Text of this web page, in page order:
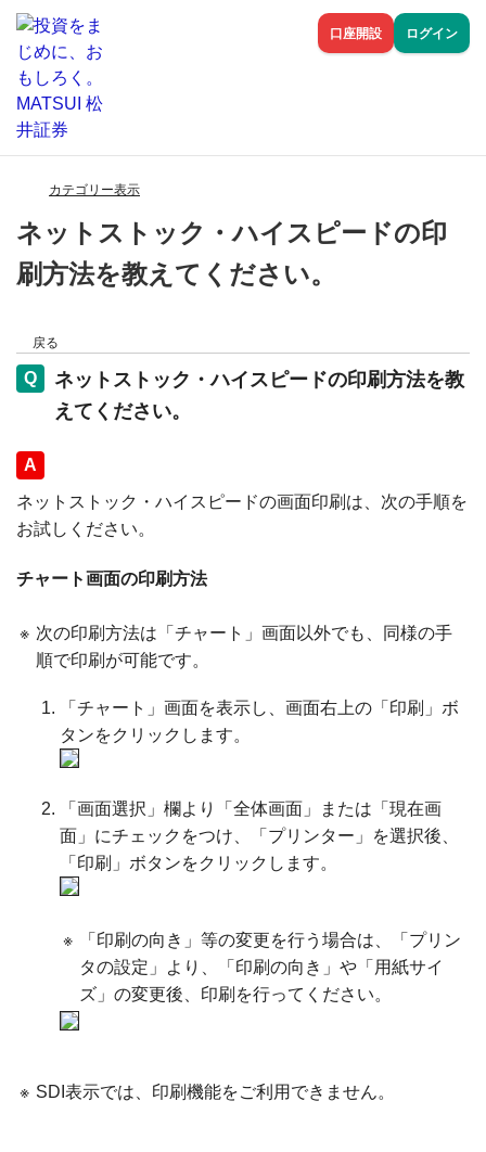
口座開設 ログイン
カテゴリー表示
ネットストック・ハイスピードの印
刷方法を教えてください。
戻る
ネットストック・ハイスピードの印刷方法を教
えてください。
回答
ネットストック・ハイスピードの画面印刷は、次の手順を
お試しください。
チャート画面の印刷方法
※ 次の印刷方法は「チャート」画面以外でも、同様の手
順で印刷が可能です。
「チャート」画面を表示し、画面右上の「印刷」ボ
タンをクリックします。
「画面選択」欄より「全体画面」または「現在画
面」にチェックをつけ、「プリンター」を選択後、
「印刷」ボタンをクリックします。
※
「印刷の向き」等の変更を行う場合は、「プリン
タの設定」より、「印刷の向き」や「用紙サイ
ズ」の変更後、印刷を行ってください。
※ SDI表示では、印刷機能をご利用できません。